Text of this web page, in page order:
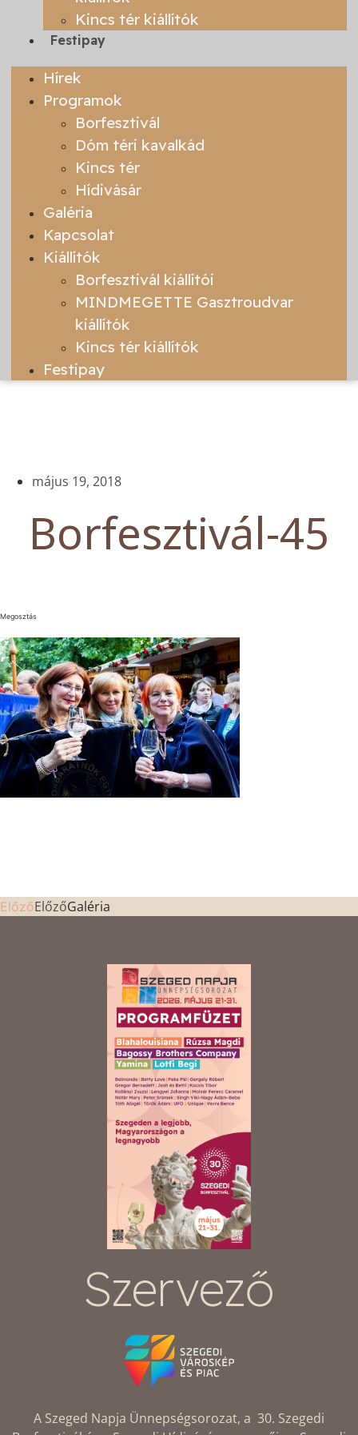
Kincs tér kiállítók
Festipay
Hírek
Programok
Borfesztivál
Dóm téri kavalkád
Kincs tér
Hídivásár
Galéria
Kapcsolat
Kiállítók
Borfesztivál kiállítói
MINDMEGETTE Gasztroudvar
kiállítók
Kincs tér kiállítók
Festipay
május 19, 2018
Borfesztivál-45
Megosztás
ElőzőElőzőGaléria
Szervező
A Szeged Napja Ünnepségsorozat, a 30. Szegedi